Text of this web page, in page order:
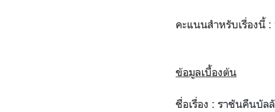
คะแนนสำหรับเรื่องนี้ :
ข้อมูลเบื้องต้น
ชื่อเรื่อง : ราชันคืนบัลลั